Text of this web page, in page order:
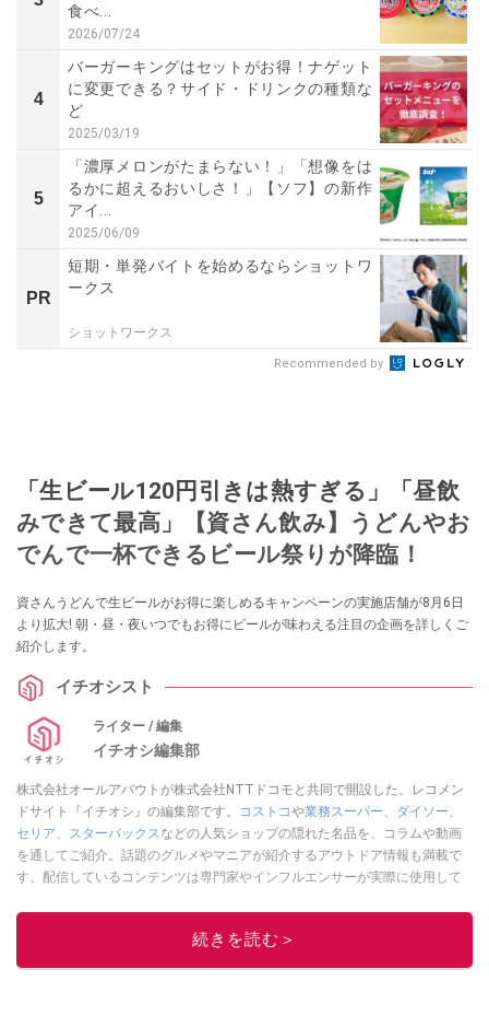
食べ...
2026/07/24
4
バーガーキングはセットがお得！ナゲット
に変更できる？サイド・ドリンクの種類な
ど
2025/03/19
5
「濃厚メロンがたまらない！」「想像をは
るかに超えるおいしさ！」【ソフ】の新作
アイ...
2025/06/09
PR
短期・単発バイトを始めるならショットワ
ークス
ショットワークス
Recommended by
「生ビール120円引きは熱すぎる」「昼飲
みできて最高」【資さん飲み】うどんやお
でんで一杯できるビール祭りが降臨！
資さんうどんで生ビールがお得に楽しめるキャンペーンの実施店舗が8月6日
より拡大! 朝・昼・夜いつでもお得にビールが味わえる注目の企画を詳しくご
紹介します。
イチオシスト
ライター / 編集
イチオシ編集部
株式会社オールアバウトが株式会社NTTドコモと共同で開設した、レコメン
ドサイト『イチオシ』の編集部です。
コストコや業務スーパー ダイソー
セリア
スターバックス などの人気ショップの隠れた名品を、コラムや動画
を通してご紹介。話題のグルメやマニアが紹介するアウトドア情報も満載で
す。配信しているコンテンツは専門家やインフルエンサーが実際に使用して
ニュースでフォロー
続きを読む＞